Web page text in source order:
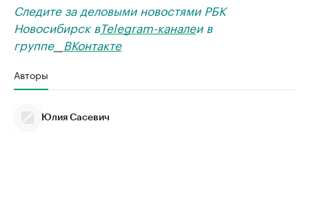
Следите за деловыми новостями РБК
Новосибирск вTelegram-каналеи в
группе__ ВКонтакте
Авторы
Юлия Сасевич